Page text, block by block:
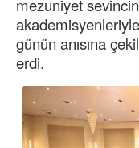
mezuniyet
günün anısına
erdi.